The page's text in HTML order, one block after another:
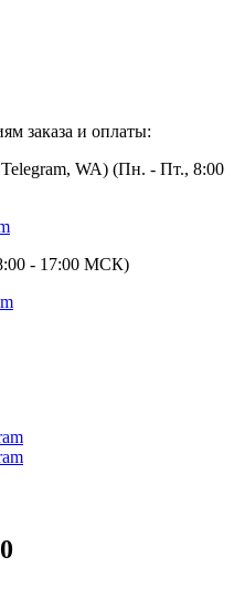
заказа и оплаты:
WA) (Пн. - Пт., 8:00
- 17:00 МСК)